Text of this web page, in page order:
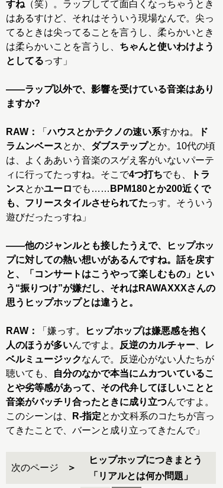
すね （笑）。ラップしてて面白くなっちゃうとき
はあるすけど、それはそういう現場なんで。尖っ
てるときは尖ってることを言うし、柔らかいとき
は柔らかいことを言うし、 ちゃんと使いわけよう
としてるっす」
——ラップ以外で、影響を受けている音楽はあり
ますか?
RAW： 「ハウスとかテクノの速い系すかね。
ド
ラムンベースとか、 ダブステップとか。10代の頃
は、よくああいう音楽のスゲえ客がいないパーテ
ィに行ってたっすね。そこで4つ打ちでも、
トラ
ンスとかユーロでも…… BPM180とか200近くで
も、フリースタイルさせられてたっす。そういう
遊びだったっすね」
——他のジャンルとも接したうえで、ヒップホッ
プに対しての熱い想いがあるんですね。話を戻す
と、「コンサートはこうやって楽しむもの」とい
う“振りつけ”が嫌だし、それはRAWAXXXさんの
思うヒップホップとは違うと。
RAW： 「嫌っす。
ヒップホップは嫌悪感を抱く
人のほうが多いんですよ。 反逆のカルチャー
レ
ベルミュージックなんで。反逆心がない人たちが
聴いても、
自分のなかで本当にムカついているこ
とや劣等感があって、その代弁してほしいことと
音楽がバッチリ合ったときに成り立つんですよ。
このシーンは、
R-指定とか文科系のコたちが言っ
てきたことで、バーンと成り立ってきたんで」
次のページ
ヒップホップにつきまとう
「リアルとは何か問題」